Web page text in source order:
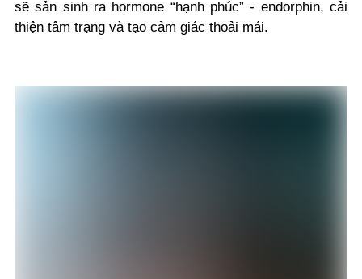
sẽ sản sinh ra hormone “hạnh phúc” - endorphin, cải
thiện tâm trạng và tạo cảm giác thoải mái.